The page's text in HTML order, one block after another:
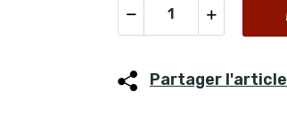
Partager l'article